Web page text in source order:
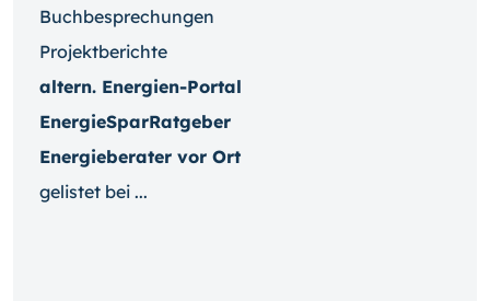
Buchbesprechungen
Projektberichte
altern. Energien-Portal
EnergieSparRatgeber
Energieberater vor Ort
gelistet bei ...